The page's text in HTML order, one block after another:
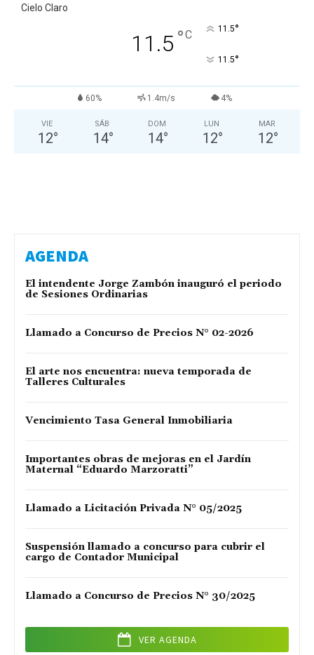
Cielo Claro
11.5 °C 11.5°
11.5°
60% 1.4m/s 4%
VIE
12°
SÁB
14°
DOM
14°
LUN
12°
MAR
12°
AGENDA
El intendente Jorge Zambón inauguró el periodo
de Sesiones Ordinarias
Llamado a Concurso de Precios N° 02-2026
El arte nos encuentra: nueva temporada de
Talleres Culturales
Vencimiento Tasa General Inmobiliaria
Importantes obras de mejoras en el Jardín
Maternal “Eduardo Marzoratti”
Llamado a Licitación Privada N° 05/2025
Suspensión llamado a concurso para cubrir el
cargo de Contador Municipal
Llamado a Concurso de Precios N° 30/2025
VER AGENDA